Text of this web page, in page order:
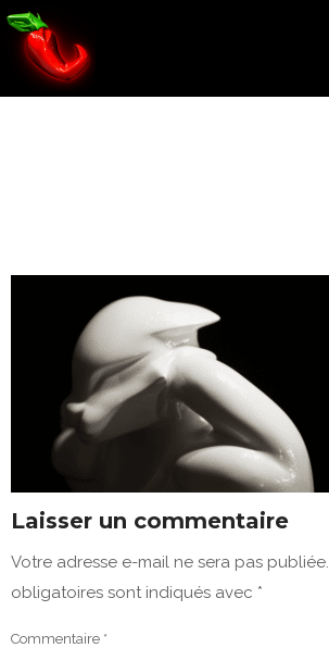
Laisser un commentaire
Votre adresse e-mail ne sera pas publiée.
obligatoires sont indiqués avec *
Commentaire *